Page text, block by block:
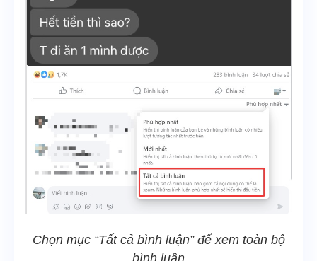
Chọn mục “Tất cả bình luận” để xem toàn bộ
bình luận